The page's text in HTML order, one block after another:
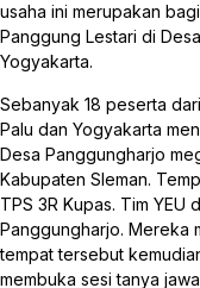
usaha ini merupakan
Panggung Lestari di
Yogyakarta.
Sebanyak 18 peserta
Palu dan Yogyakarta
Desa Panggungharjo
Kabupaten Sleman.
TPS 3R Kupas. Tim YEU
Panggungharjo. Mereka
tempat tersebut
membuka sesi tanya